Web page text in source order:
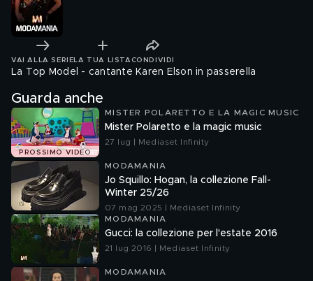
VAI ALLA SERIE LA TUA LISTA CONDIVIDI
La Top Model - cantante Karen Elson in passerella
Guarda anche
PROSSIMO VIDEO
MISTER POLARETTO E LA MAGIC MUSIC
Mister Polaretto e la magic music
27 lug | Mediaset Infinity
MODAMANIA
Jo Squillo: Hogan, la collezione Fall-
Winter 25/26
07 mag 2025 | Mediaset Infinity
MODAMANIA
Gucci: la collezione per l'estate 2016
21 lug 2016 | Mediaset Infinity
MODAMANIA